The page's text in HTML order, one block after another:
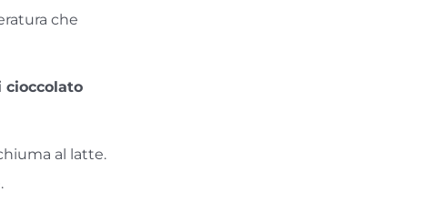
che
cioccolato
al latte.